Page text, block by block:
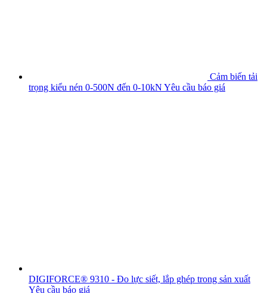
Cảm biến tải
trọng kiểu nén 0-500N đến 0-10kN Yêu cầu báo giá
DIGIFORCE® 9310 - Đo lực siết, lắp ghép trong sản xuất
Yêu cầu báo giá